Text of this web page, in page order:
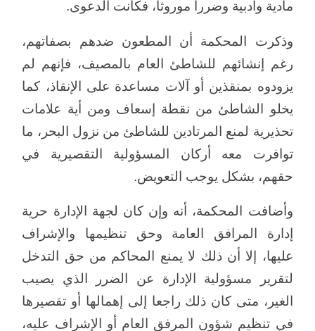
مادية وأدبية وضررا موروثا، فكانت الدعوى.
وذكرت المحكمة أن المطعون ضدهم بصفاتهم،
رغم إنشائهم للشاطئ العام بالمصيف، فإنهم لم
يزودوه بمنقذين أو آلات مساعدة على الإنقاذ، كما
يخلو الشاطئ من نقطة إسعاف ومن أية علامات
تحذيرية لمنع المرتادين للشاطئ من نزول البحر، ما
توافرت معه أركان المسؤولية التقصيرية في
حقهم، بشكل يوجب التعويض.
وأضافت المحكمة، أنه وإن كان لجهة الإدارة حرية
إدارة المرافق العامة وحق تنظيمها والإشراف
عليها، إلا أن ذلك لا يمنع المحاكم من حق التدخل
لتقرير مسؤولية الإدارة عن الضرر الذي يصيب
الغير، متى كان ذلك راجعا إلى إهمالها أو تقصيرها
في تنظيم شؤون المرفق العام أو الإشراف عليه،